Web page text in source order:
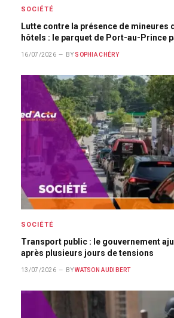
SOCIÉTÉ
Lutte contre la présence de mineures
hôtels : le parquet de Port-au-Prince
16/07/2026 BY SOPHIA CHÉRY
SOCIÉTÉ
Transport public : le gouvernement
après plusieurs jours de tensions
13/07/2026 BY WATSON AUDIBERT